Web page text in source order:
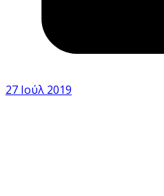
27 Ιούλ 2019